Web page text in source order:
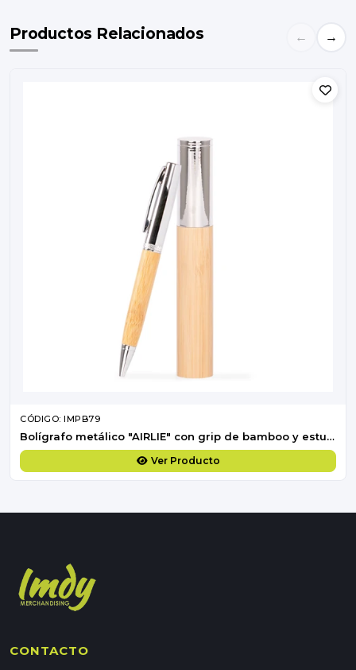
Productos Relacionados ← →
CÓDIGO: IMPB79
Bolígrafo metálico "AIRLIE" con grip de bamboo y estuche.
Ver Producto
CONTACTO